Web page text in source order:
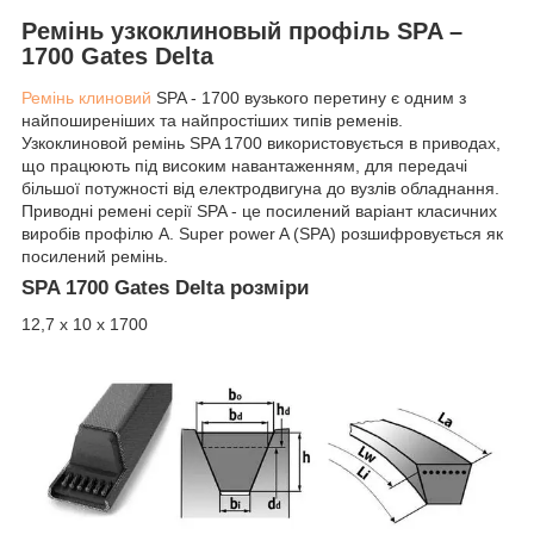
Ремінь узкоклиновый профіль SPA –
1700 Gates Delta
Ремінь клиновий SPA - 1700 вузького перетину є одним з
найпоширеніших та найпростіших типів ременів.
Узкоклиновой ремінь SPA 1700 використовується в приводах,
що працюють під високим навантаженням, для передачі
більшої потужності від електродвигуна до вузлів обладнання.
Приводні ремені серії SPA - це посилений варіант класичних
виробів профілю A. Super power A (SPA) розшифровується як
посилений ремінь.
SPA 1700 Gates Delta розміри
12,7 х 10 х 1700